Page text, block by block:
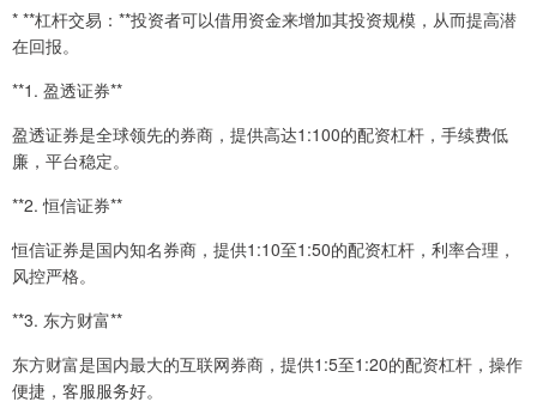
* **杠杆交易：**投资者可以借用资金来增加其投资规模，从而提高潜
在回报。
**1. 盈透证券**
盈透证券是全球领先的券商，提供高达1:100的配资杠杆，手续费低
廉，平台稳定。
**2. 恒信证券**
恒信证券是国内知名券商，提供1:10至1:50的配资杠杆，利率合理，
风控严格。
**3. 东方财富**
东方财富是国内最大的互联网券商，提供1:5至1:20的配资杠杆，操作
便捷，客服服务好。